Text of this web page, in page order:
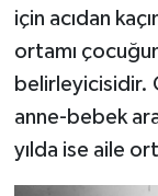
için acıdan
ortamı
belirleyicisidir.
anne-bebek
yılda ise aile